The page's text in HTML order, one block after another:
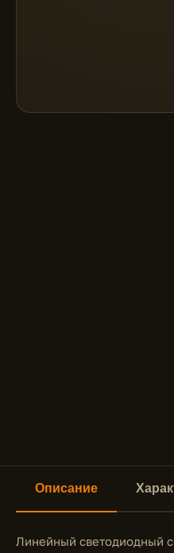
Описание
Линейный светодиодный